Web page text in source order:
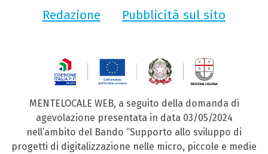
Redazione
Pubblicità sul sito
MENTELOCALE WEB, a seguito della domanda di
agevolazione presentata in data 03/05/2024
nell’ambito del Bando “Supporto allo sviluppo di
progetti di digitalizzazione nelle micro, piccole e medie